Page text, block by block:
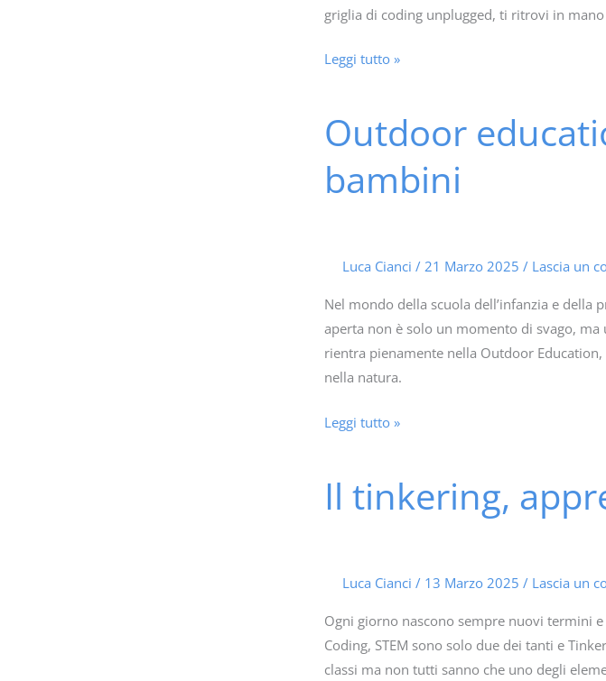
griglia di coding unplugged, ti ritrovi in
Leggi tutto »
Outdoor
bambini
Luca Cianci / 21 Marzo 2025 / Lascia un
Nel mondo della scuola dell’infanzia e della
aperta non è solo un momento di svago,
rientra pienamente nella Outdoor
nella natura.
Outdoor
education
per
stimolare
Leggi tutto »
Il tinkering,
Luca Cianci / 13 Marzo 2025 / Lascia un
Ogni giorno nascono sempre nuovi termini
Coding, STEM sono solo due dei tanti e
classi ma non tutti sanno che uno degli
Il
tinkering,